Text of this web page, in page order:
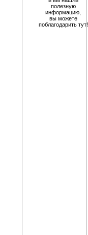
полезную
информацию,
вы можете
поблагодарить тут!